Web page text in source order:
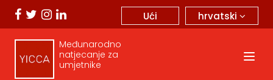
hrvatski
Ući
Međunarodno
natjecanje za
umjetnike